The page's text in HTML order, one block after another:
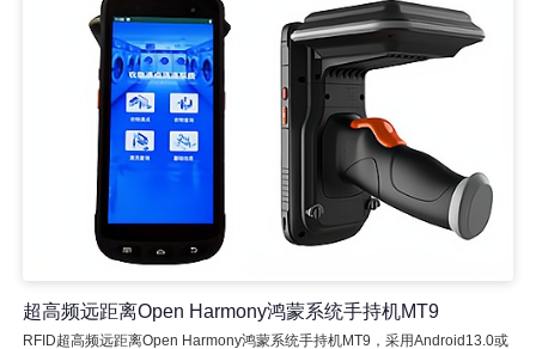
超高频远距离Open Harmony鸿蒙系统手持机MT9
RFID超高频远距离Open Harmony鸿蒙系统手持机MT9，采用Android13.0或